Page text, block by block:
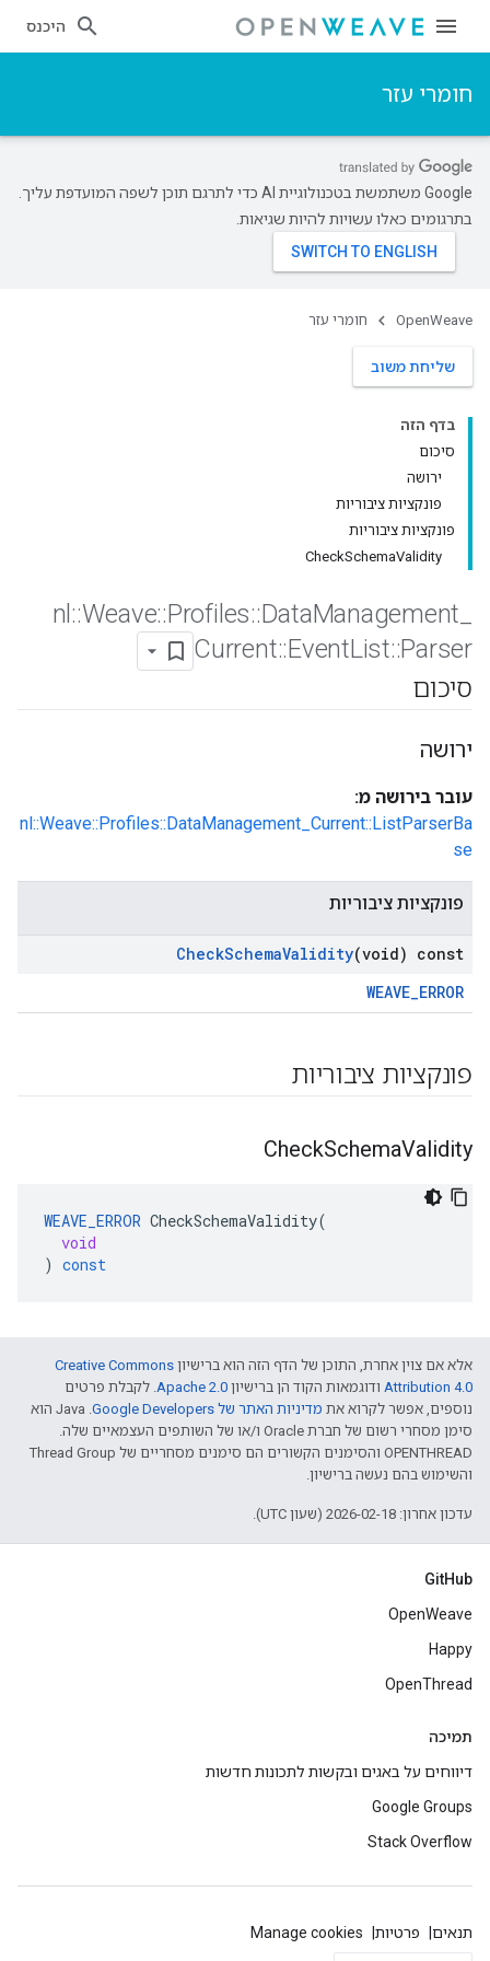
היכנס
חומרי עזר
‫Google משתמשת בטכנולוגיית AI כדי לתרגם תוכן לשפה המועדפת עליך.
בתרגומים כאלו עשויות להיות שגיאות.
OpenWeave חומרי עזר
שליחת משוב
בדף הזה
סיכום
ירושה
פונקציות ציבוריות
פונקציות ציבוריות
CheckSchemaValidity
nl ::Weave::Profiles::DataManagement
Current::EventList::Parser
סיכום
ירושה
עובר בירושה מ:
nl::Weave::Profiles::DataManagement_Current::ListParserBa
se
פונקציות ציבוריות
CheckSchemaValidity(void) const
WEAVE_ERROR
פונקציות ציבוריות
CheckSchemaValidity
WEAVE_ERROR CheckSchemaValidity(
void
) const
אלא אם צוין אחרת, התוכן של הדף הזה הוא ברישיון Creative Commons
Attribution 4.0‏ ודוגמאות הקוד הן ברישיון Apache 2.0‏. לקבלת פרטים
נוספים, אפשר לקרוא את מדיניות האתר של Google Developers‏
.‏ Java הוא
סימן מסחרי רשום של חברת Oracle ו/או של השותפים העצמאיים שלה.
‫OPENTHREAD והסימנים הקשורים הם סימנים מסחריים של Thread Group
והשימוש בהם נעשה ברישיון.
עדכון אחרון: 2026-02-18 (שעון UTC).
GitHub
OpenWeave
Happy
OpenThread
תמיכה
דיווחים על באגים ובקשות לתכונות חדשות
Google Groups
Stack Overflow
תנאים פרטיות Manage cookies